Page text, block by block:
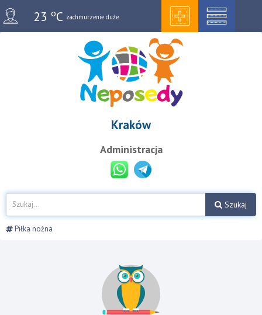
23oC zachmurzenie duże
Kraków
Administracja
Szukaj
Piłka nożna